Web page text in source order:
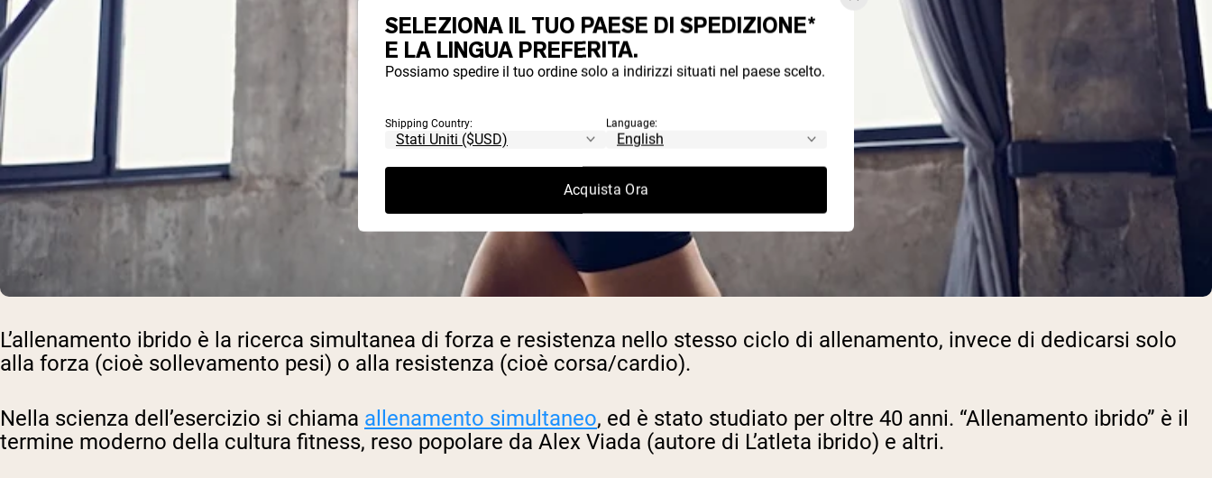
L’allenamento ibrido è la ricerca simultanea di forza e resistenza nello stesso ciclo di allenamento, invece di dedicarsi solo
alla forza (cioè sollevamento pesi) o alla resistenza (cioè corsa/cardio).
Nella scienza dell’esercizio si chiama allenamento simultaneo, ed è stato studiato per oltre 40 anni. “Allenamento ibrido” è il
termine moderno della cultura fitness, reso popolare da Alex Viada (autore di L’atleta ibrido) e altri.
SELEZIONA IL TUO PAESE DI SPEDIZIONE*
E LA LINGUA PREFERITA.
Possiamo spedire il tuo ordine solo a indirizzi situati nel paese scelto.
Shipping Country: Language:
Acquista Ora